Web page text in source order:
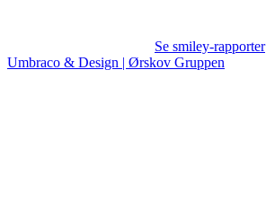
Se smiley-rapporter
Umbraco & Design | Ørskov Gruppen